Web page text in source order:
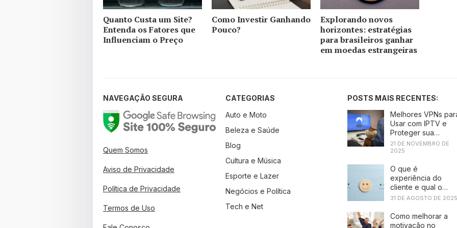
Quanto Custa um Site?
Entenda os Fatores que
Influenciam o Preço
Como Investir Ganha​ndo
Pouco?
Explorando novos
horizontes: estratégias
para brasileiros ganhar
em moedas estrangeiras
NAVEGAÇÃO SEGURA
Quem Somos
Aviso de Privacidade
Política de Privacidade
Termos de Uso
CATEGORIAS
Auto e Moto
Beleza e Saúde
Blog
Cultura e Música
Esporte e Lazer
Negócios e Política
Tech e Net
POSTS MAIS RECENTES:
Melhores VPNs
Usar com IPTV e
Proteger sua
Conexão
21 DE NOVEMBRO DE
2025
O que é
experiência do
cliente e qual o
papel da
31 DE AGOSTO DE
Como melhorar a
motivação no